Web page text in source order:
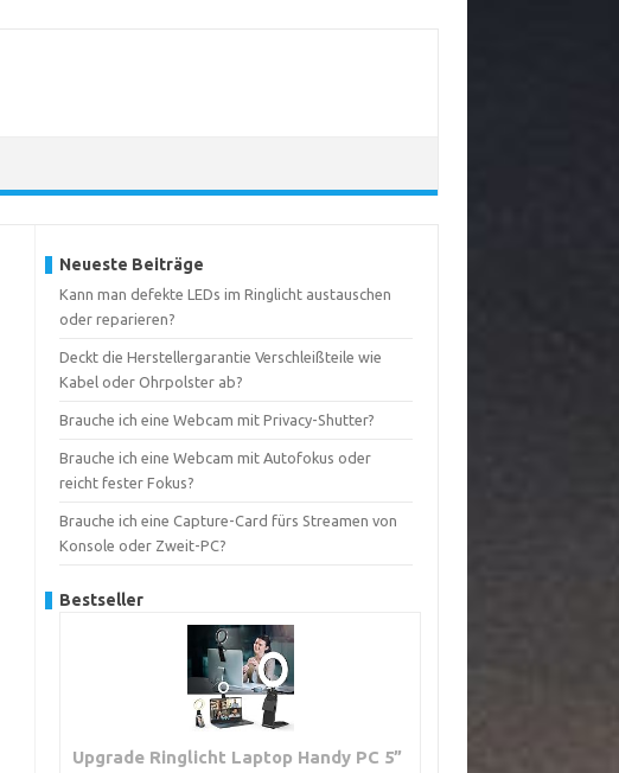
Neueste Beiträge
Kann man defekte LEDs im Ringlicht austauschen
oder reparieren?
Deckt die Herstellergarantie Verschleißteile wie
Kabel oder Ohrpolster ab?
Brauche ich eine Webcam mit Privacy-Shutter?
Brauche ich eine Webcam mit Autofokus oder
reicht fester Fokus?
Brauche ich eine Capture-Card fürs Streamen von
Konsole oder Zweit-PC?
Bestseller
Upgrade Ringlicht Laptop Handy PC 5”